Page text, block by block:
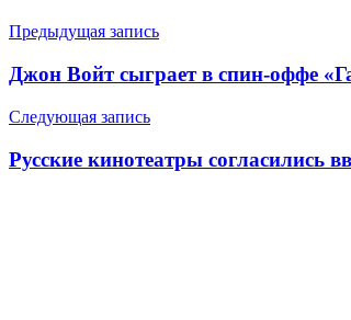
Навигация
по
записям
Предыдущая запись
Джон Войт сыграет в спин-оффе
Следующая запись
Русские кинотеатры согласились